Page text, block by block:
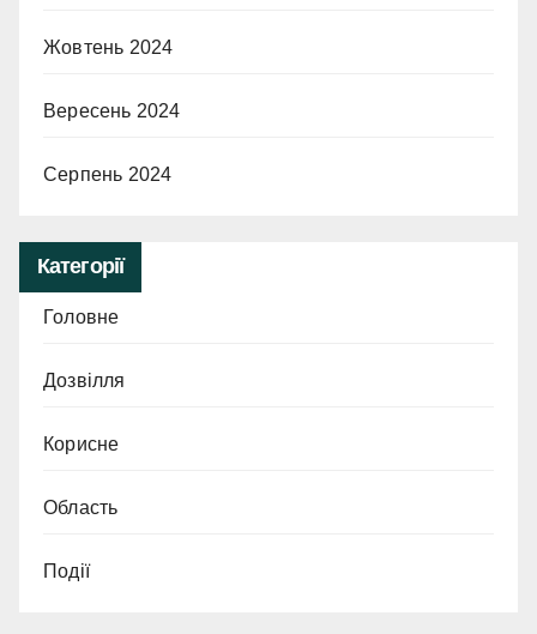
Жовтень 2024
Вересень 2024
Серпень 2024
Категорії
Головне
Дозвілля
Корисне
Область
Події